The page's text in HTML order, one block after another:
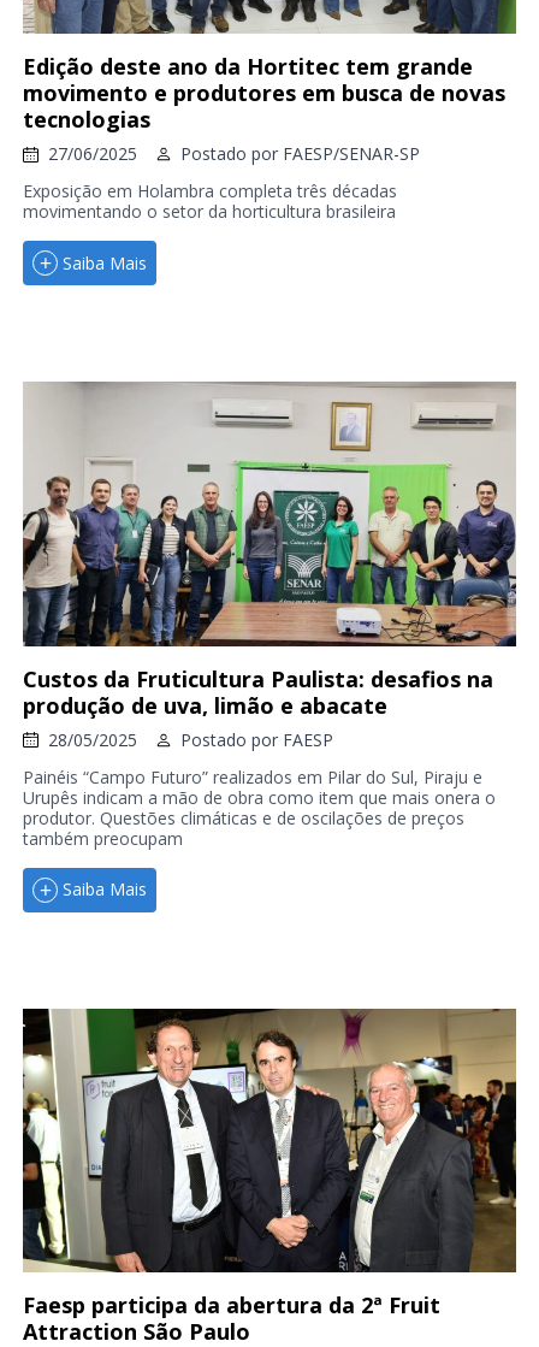
Edição deste ano da Hortitec tem grande
movimento e produtores em busca de novas
tecnologias
27/06/2025 Postado por FAESP/SENAR-SP
Exposição em Holambra completa três décadas
movimentando o setor da horticultura brasileira
Saiba Mais
Custos da Fruticultura Paulista: desafios na
produção de uva, limão e abacate
28/05/2025 Postado por FAESP
Painéis “Campo Futuro” realizados em Pilar do Sul, Piraju e
Urupês indicam a mão de obra como item que mais onera o
produtor. Questões climáticas e de oscilações de preços
também preocupam
Saiba Mais
Faesp participa da abertura da 2ª Fruit
Attraction São Paulo